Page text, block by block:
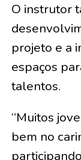
O instrutor
projeto e a
espaços
talentos.
“Muitos
bem no